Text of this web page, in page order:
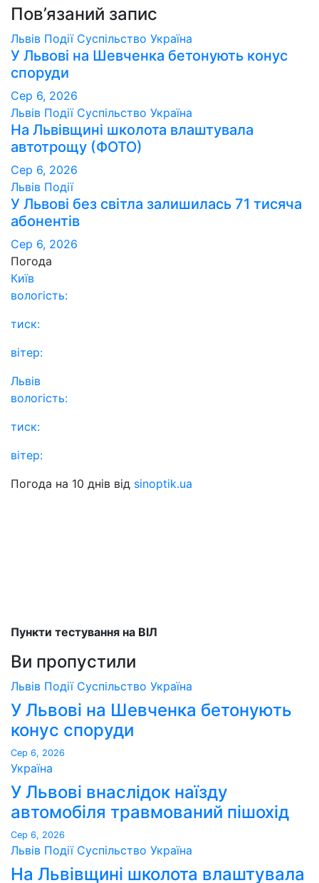
Пов’язаний запис
Львів Події Суспільство Україна
У Львові на Шевченка бетонують конус
споруди
Сер 6, 2026
Львів Події Суспільство Україна
На Львівщині школота влаштувала
автотрощу (ФОТО)
Сер 6, 2026
Львів Події
У Львові без світла залишилась 71 тисяча
абонентів
Сер 6, 2026
Погода
Київ
вологість:
тиск:
вітер:
Львів
вологість:
тиск:
вітер:
Погода на 10 днів від sinoptik.ua
Пункти тестування на ВІЛ
Ви пропустили
Львів Події Суспільство Україна
У Львові на Шевченка бетонують
конус споруди
Сер 6, 2026
Україна
У Львові внаслідок наїзду
автомобіля травмований пішохід
Сер 6, 2026
Львів Події Суспільство Україна
На Львівщині школота влаштувала